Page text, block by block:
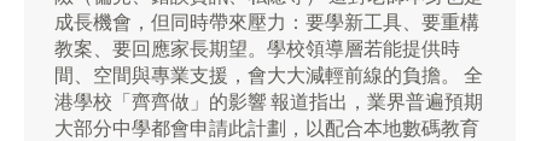
成長機會，但同時帶來壓力：要學新工具、要重構
教案、要回應家長期望。學校領導層若能提供時
間、空間與專業支援，會大大減輕前線的負擔。 全
港學校「齊齊做」的影響 報道指出，業界普遍預期
大部分中學都會申請此計劃，以配合本地數碼教育